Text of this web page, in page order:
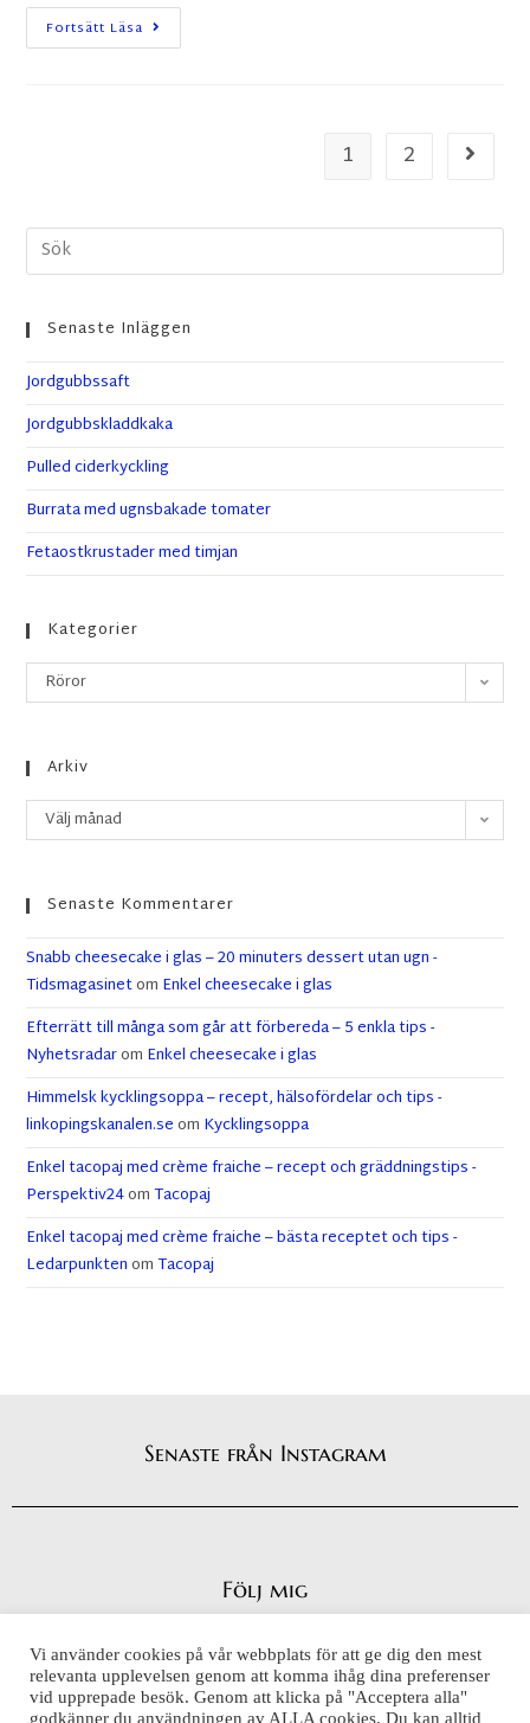
Fortsätt Läsa
1 2
Senaste Inläggen
Jordgubbssaft
Jordgubbskladdkaka
Pulled ciderkyckling
Burrata med ugnsbakade tomater
Fetaostkrustader med timjan
Kategorier
Röror
Arkiv
Välj månad
Senaste Kommentarer
Snabb cheesecake i glas – 20 minuters dessert utan ugn -
Tidsmagasinetom Enkel cheesecake i glas
Efterrätt till många som går att förbereda – 5 enkla tips -
Nyhetsradarom Enkel cheesecake i glas
Himmelsk kycklingsoppa – recept, hälsofördelar och tips -
linkopingskanalen.seom Kycklingsoppa
Enkel tacopaj med crème fraiche – recept och gräddningstips -
Perspektiv24omTacopaj
Enkel tacopaj med crème fraiche – bästa receptet och tips -
LedarpunktenomTacopaj
Senaste från Instagram
Följ mig
Integritetspolicy
Vi använder cookies på vår webbplats för att ge dig den mest
relevanta upplevelsen genom att komma ihåg dina preferenser
vid upprepade besök. Genom att klicka på "Acceptera alla"
godkänner du användningen av ALLA cookies. Du kan alltid